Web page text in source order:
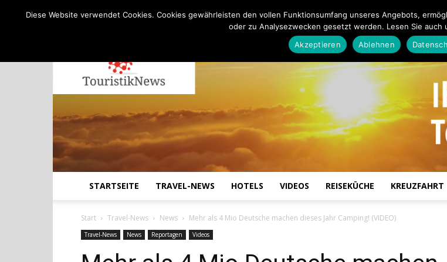
STARTSEITE TRAVEL-NEWS HOTELS VIDEOS REISEKÜCHE KREUZFAHRT
Start Travel-News News Mehr als 4 Mio Deutsche machen dieses Jahr Camping! (VIDEO)
Travel-News News Reportagen Videos
Diese Website verwendet Cookies. Cookies gewährleisten den vollen Funktionsumfang unseres Angebots,
oder zu Analysezwecken gesetzt werden. Lesen Sie auch
Akzeptieren
Ablehnen